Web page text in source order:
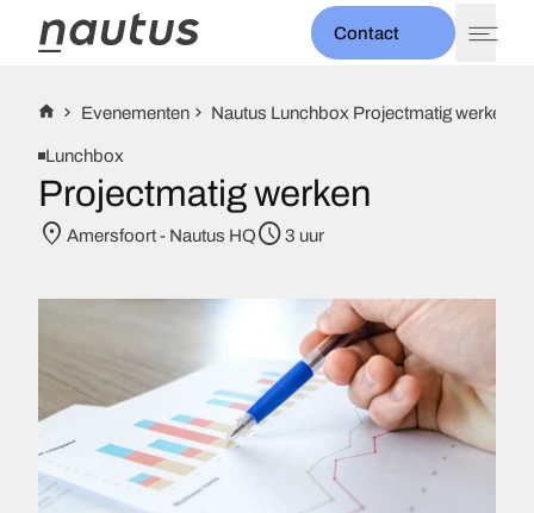
Thema's expand_more
Projecten
Over ons
Nieuws
Contact
Evenementen Nautus Lunchbox Projectmatig werken
Lunchbox
Projectmatig werken
location_on Amersfoort - Nautus HQschedule3 uur